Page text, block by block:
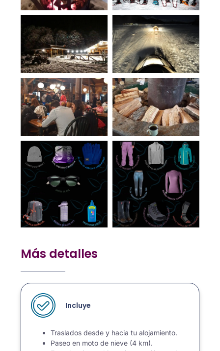
Más detalles
Incluye
Traslados desde y hacia tu alojamiento.
Paseo en moto de nieve (4 km).